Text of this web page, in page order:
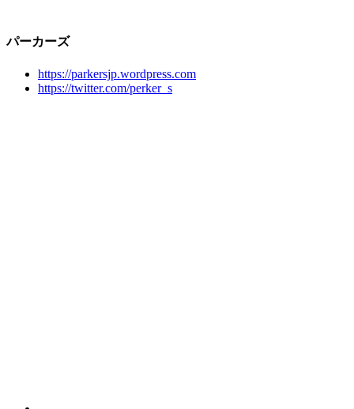
パーカーズ
https://parkersjp.wordpress.com
https://twitter.com/perker_s